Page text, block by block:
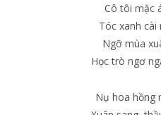
Cô tôi mặc
Tóc xanh
Ngỡ mùa
Học trò ngơ
Nụ hoa hồng